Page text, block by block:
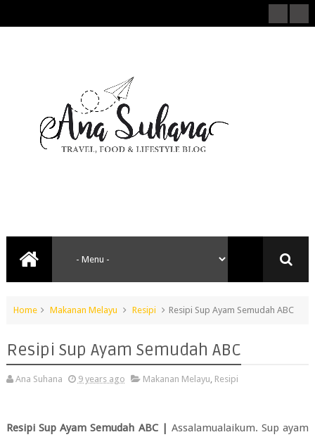
Home Makanan Melayu Resipi Resipi Sup Ayam Semudah ABC
Resipi Sup Ayam Semudah ABC
Ana Suhana 9 years ago Makanan Melayu, Resipi
Resipi Sup Ayam Semudah ABC | Assalamualaikum. Sup ayam